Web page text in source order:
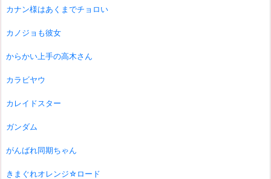
カナン様はあくまでチョロい
カノジョも彼女
からかい上手の高木さん
カラビヤウ
カレイドスター
ガンダム
がんばれ同期ちゃん
きまぐれオレンジ☆ロード